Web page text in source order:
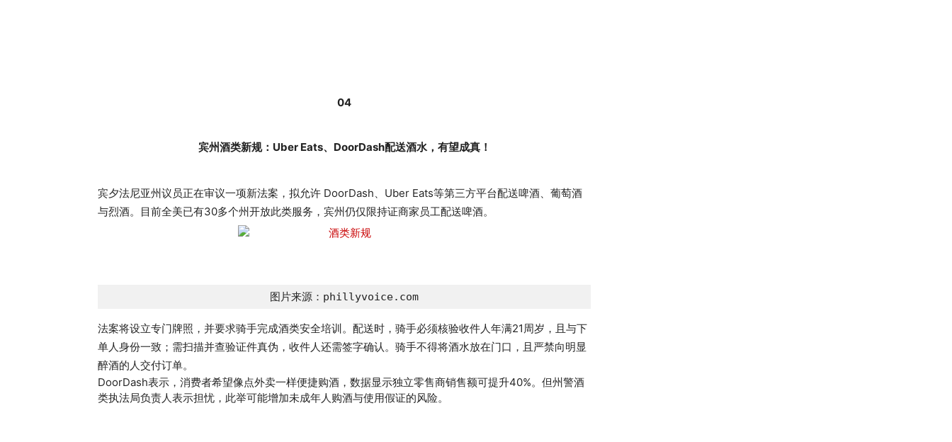
04
宾州酒类新规：Uber Eats、 DoorDash配送酒水，有望成真！
宾夕法尼亚州议员正在审议一项新法案，拟允许 DoorDash、Uber Eats等第三方平台配送啤酒、葡萄酒
与烈酒。目前全美已有30多个州开放此类服务，宾州仍仅限持证商家员工配送啤酒。
图片来源：phillyvoice.com
法案将设立专门牌照，并要求骑手完成酒类安全培训。配送时，骑手必须核验收件人年满21周岁，且与下
单人身份一致；需扫描并查验证件真伪，收件人还需签字确认。骑手不得将酒水放在门口，且严禁向明显
醉酒的人交付订单。
DoorDash表示，消费者希望像点外卖一样便捷购酒，数据显示独立零售商销售额可提升40%。但州警酒
类执法局负责人表示担忧，此举可能增加未成年人购酒与使用假证的风险。